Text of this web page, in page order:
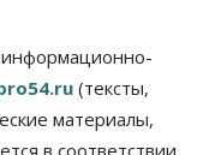
за атак на WB
(тексты,
материалы,
в соответствии